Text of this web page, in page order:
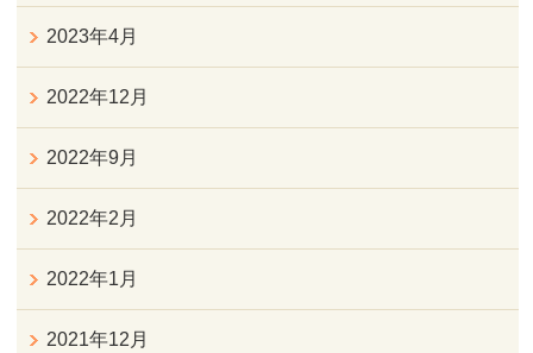
2023年4月
2022年12月
2022年9月
2022年2月
2022年1月
2021年12月